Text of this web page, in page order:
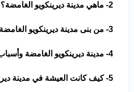
2- ما هي مدينة ديرينكويو الغامضة؟
3- من بنى مدينة ديرينكويو الغامضة؟
4- مدينة ديرينكويو الغامضة وأسباب غموضها
5- كيف كانت العيشة في مدينة ديرينكويو الغامضة؟